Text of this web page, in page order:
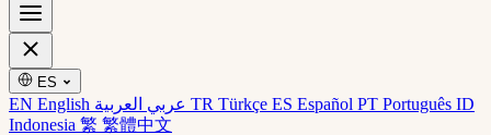
ES
EN English TR Türkçe ES Español PT Português ID
Indonesia 繁 繁體中文